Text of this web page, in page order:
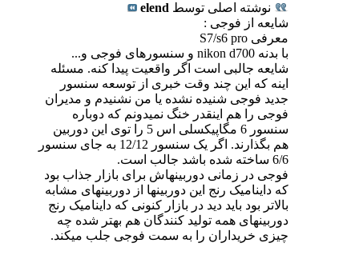
نوشته اصلی توسط elend
شایعه از فوجی :
معرفی S7/s6 pro
با بدنه nikon d700 و سنسورهای فوجی و...
شایعه جالبی است اگر واقعیت پیدا کنه. مسئله
اینه که این چند وقت خبری از توسعه سنسور
جدید فوجی شنیده نشده یا من نشنیدم و مدیران
فوجی را هم اینقدر خنگ نمیدونم که دوباره
سنسور 6 مگاپیکسلی اس 5 را توی این دوربین
هم بگذارند. اگر یک سنسور 12/12 به جای سنسور
6/6 ساخته شده باشد جالب است.
فوجی در زمانی دوربینهاش برای بازار جذاب بود
که داینامیک رنج این دوربینها از دوربینهای مشابه
بالاتر بود باید دید در بازار کنونی که داینامیک رنج
دوربینهای همه تولید کنندگان هم بهتر شده چه
چیزی خریداران را به سمت فوجی جلب میکند.